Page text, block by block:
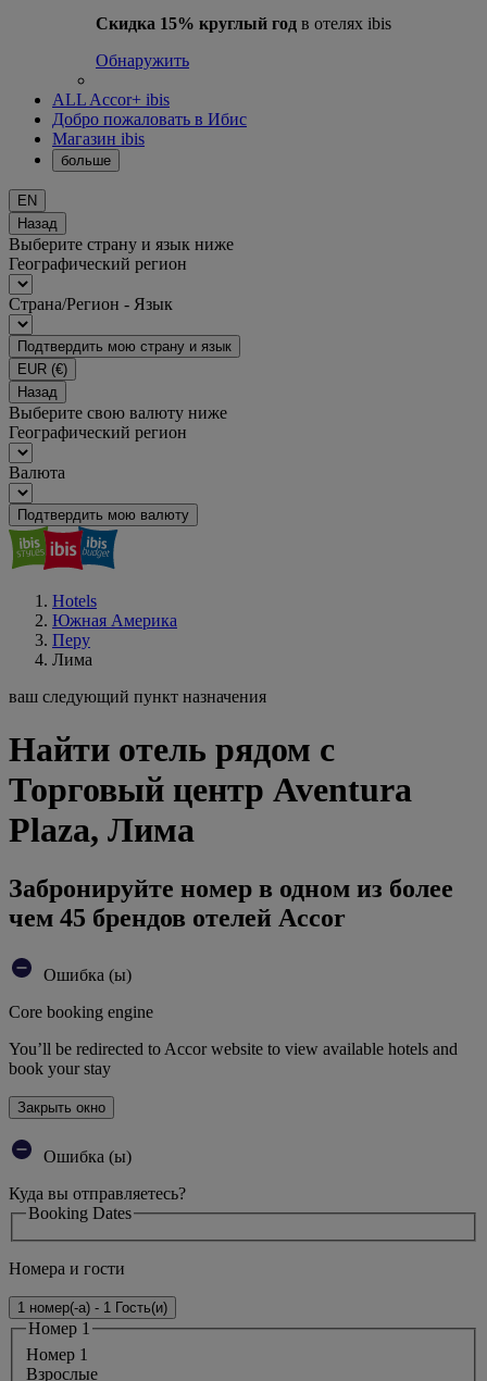
Скидка 15% круглый год в отелях ibis
Обнаружить
ALL Accor+ ibis
Добро пожаловать в Ибис
Магазин ibis
больше
EN
Назад
Выберите страну и язык ниже
Географический регион
Страна/Регион - Язык
Подтвердить мою страну и язык
EUR (€)
Назад
Выберите свою валюту ниже
Географический регион
Валюта
Подтвердить мою валюту
Hotels
Южная Америка
Перу
Лима
ваш следующий пункт назначения
Найти отель рядом с
Торговый центр Aventura
Plaza, Лима
Забронируйте номер в одном из более
чем 45 брендов отелей Accor
Ошибка (ы)
Core booking engine
You’ll be redirected to Accor website to view available hotels and
book your stay
Закрыть окно
Ошибка (ы)
Куда вы отправляетесь?
Booking Dates
Номера и гости
1 номер(-а) - 1 Гость(и)
Номер 1
Номер 1
Bзрослые